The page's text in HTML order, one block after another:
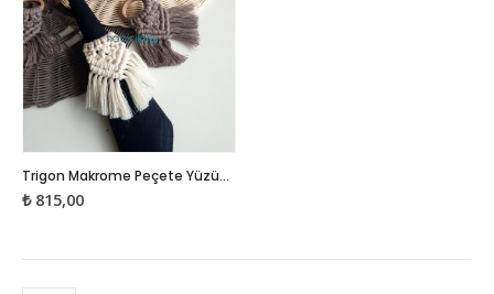
ürünün
birden
varyasyonu
var.
Trigon Makrome Peçete Yüzüğü – 6 adet
₺815,00